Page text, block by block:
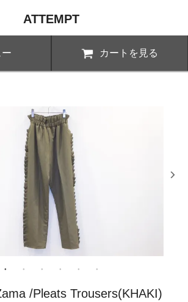
ATTEMPT
ー カートを見る
/Pleats Trousers(KHAKI)